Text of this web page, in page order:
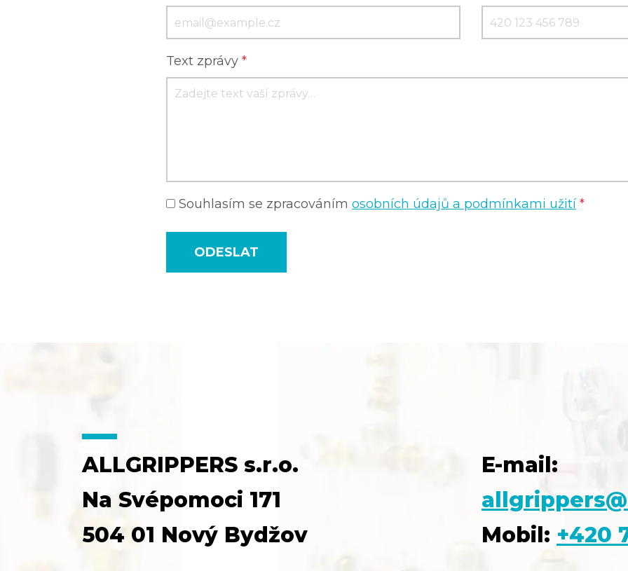
Text zprávy *
Souhlasím se zpracováním osobních údajů a podmínkami užití *
ODESLAT
ALLGRIPPERS s.r.o.
Na Svépomoci 171
504 01 Nový Bydžov
E-mail:
Mobil: +420